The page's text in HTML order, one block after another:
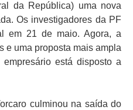
da República) uma nova
Os investigadores da PF
em 21 de maio. Agora, a
e uma proposta mais ampla
está disposto a
culminou na saída do